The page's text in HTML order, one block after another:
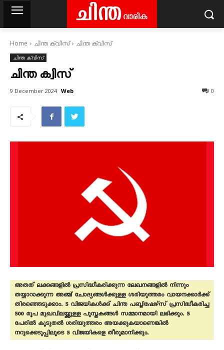
Home ചിന്ത ക്വിസ്‌ ചിന്ത ക്വിസ്
ചിന്ത ക്വിസ്‌
ചിന്ത ക്വിസ്
9 December 2024 Web 0
അതത് ലക്കങ്ങളിൽ പ്രസിദ്ധീകരിക്കുന്ന ലേഖനങ്ങളിൽ നിന്നും
തയ്യാറാക്കുന്ന അഞ്ച് ചോദ്യങ്ങൾക്കുള്ള ശരിയുത്തരം വായനക്കാർക്ക്
തിരഞ്ഞെടുക്കാം. 5 വിജയികൾക്ക് ചിന്ത പബ്ലിഷേഴ്സ് പ്രസിദ്ധീകരിച്ച
500 രൂപ മുഖവിലയ്ക്കുള്ള പുസ്തകങ്ങൾ സമ്മാനമായി ലഭിക്കും. 5
പേരിൽ കൂടുതൽ ശരിയുത്തരം അയക്കുകയാണെങ്കിൽ
നറുക്കെടുപ്പിലൂടെ 5 വിജയികളെ തീരുമാനിക്കും.